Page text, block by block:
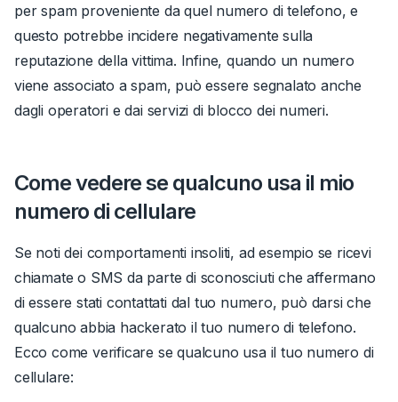
per spam proveniente da quel numero di telefono, e
questo potrebbe incidere negativamente sulla
reputazione della vittima. Infine, quando un numero
viene associato a spam, può essere segnalato anche
dagli operatori e dai servizi di blocco dei numeri.
Come vedere se qualcuno usa il mio
numero di cellulare
Se noti dei comportamenti insoliti, ad esempio se ricevi
chiamate o SMS da parte di sconosciuti che affermano
di essere stati contattati dal tuo numero, può darsi che
qualcuno abbia hackerato il tuo numero di telefono.
Ecco come verificare se qualcuno usa il tuo numero di
cellulare: